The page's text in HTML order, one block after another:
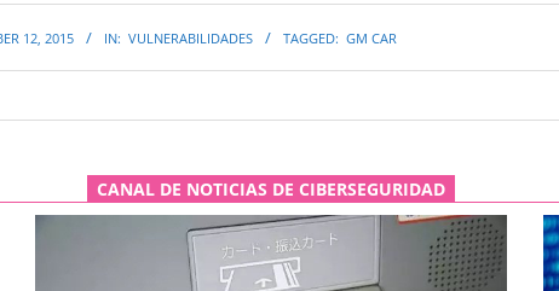
12, 2015 IN: VULNERABILIDADES TAGGED: GM CAR
CANAL DE NOTICIAS DE CIBERSEGURIDAD